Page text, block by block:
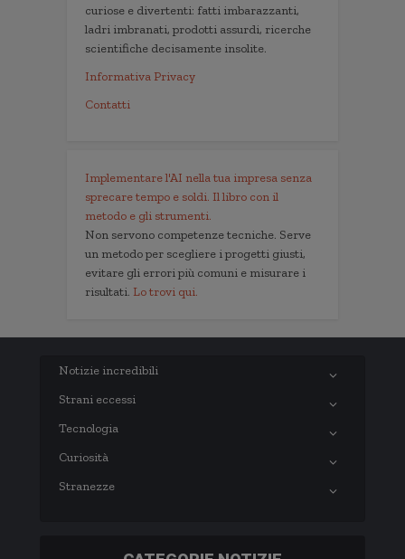
curiose e divertenti: fatti imbarazzanti,
ladri imbranati, prodotti assurdi, ricerche
scientifiche decisamente insolite.
Informativa Privacy
Contatti
Implementare l'AI nella tua impresa senza
sprecare tempo e soldi. Il libro con il
metodo e gli strumenti.
Non servono competenze tecniche. Serve
un metodo per scegliere i progetti giusti,
evitare gli errori più comuni e misurare i
risultati. Lo trovi qui.
Notizie incredibili
Strani eccessi
Tecnologia
Curiosità
Stranezze